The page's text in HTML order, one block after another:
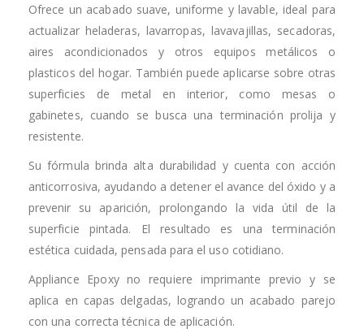
Ofrece un acabado suave, uniforme y lavable, ideal para
actualizar heladeras, lavarropas, lavavajillas, secadoras,
aires acondicionados y otros equipos metálicos o
plasticos del hogar. También puede aplicarse sobre otras
superficies de metal en interior, como mesas o
gabinetes, cuando se busca una terminación prolija y
resistente.
Su fórmula brinda alta durabilidad y cuenta con acción
anticorrosiva, ayudando a detener el avance del óxido y a
prevenir su aparición, prolongando la vida útil de la
superficie pintada. El resultado es una terminación
estética cuidada, pensada para el uso cotidiano.
Appliance Epoxy no requiere imprimante previo y se
aplica en capas delgadas, logrando un acabado parejo
con una correcta técnica de aplicación.